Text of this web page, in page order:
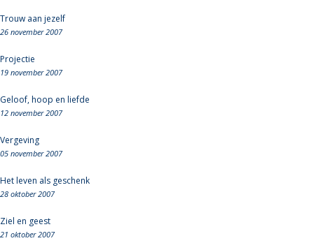
Trouw aan jezelf
26 november 2007
Projectie
19 november 2007
Geloof, hoop en liefde
12 november 2007
Vergeving
05 november 2007
Het leven als geschenk
28 oktober 2007
Ziel en geest
21 oktober 2007